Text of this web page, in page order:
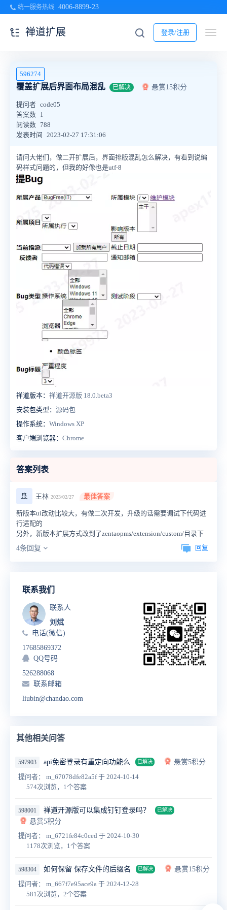
统一服务热线 4006-8899-23
登录/注册
禅道扩展
596274
覆盖扩展后界面布局混乱 已解决 悬赏15积分
提问者 code05
答案数 1
阅读数 788
发表时间
2023-02-27 17:31:06
请问大佬们，做二开扩展后，界面排版混乱怎么解决，有看到说编
码样式问题的，但我的好像也是utf-8
禅道版本： 禅道开源版 18.0.beta3
安装包类型： 源码包
操作系统： Windows XP
客户端浏览器： Chrome
答案列表
🚢 王林 2023/02/27 最佳答案
新版本ui改动比较大，有做二次开发，升级的话需要调试下代码进
行适配的
另外，新版本扩展方式改到了zentaopms/extension/custom/目录下
4条回复
回复
联系我们
联系人
刘斌
电话(微信)
17685869372
QQ号码
526288068
联系邮箱
liubin@chandao.com
其他相关问答
597903 api免密登录有重定向功能么 已解决
悬赏5积分
提问者： m_67078dfe82a5f于 2024-10-14
574次浏览，1个答案
598001 禅道开源版可以集成钉钉登录吗？ 已解决
悬赏5积分
提问者： m_6721fe84c0ced 于 2024-10-30
1178次浏览，1个答案
598304 如何保留 保存文件的后缀名 已解决
悬赏15积分
提问者： m_667f7e95ace9a 于 2024-12-28
581次浏览，2个答案